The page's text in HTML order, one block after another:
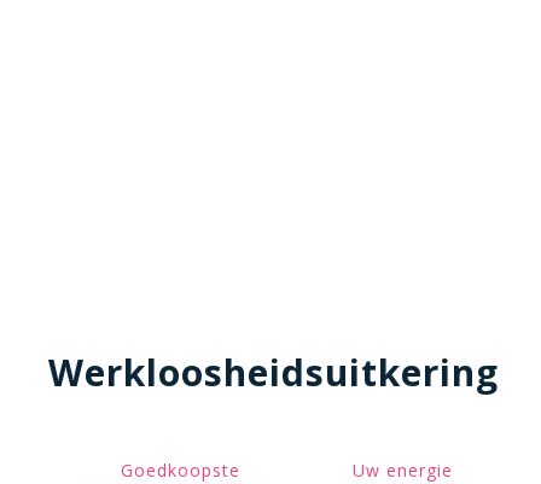
Werkloosheidsuitkering
Goedkoopste
Uw energie